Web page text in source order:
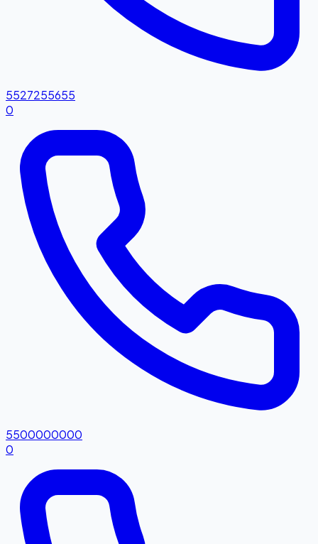
5527255655
0
5500000000
0